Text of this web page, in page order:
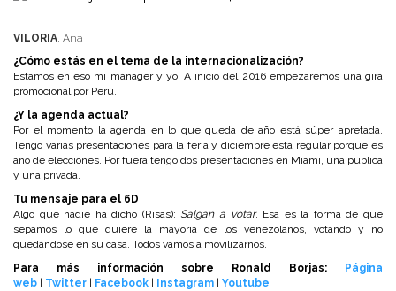
VILORIA, Ana
¿Cómo estás en el tema de la internacionalización?
Estamos en eso mi mánager y yo. A inicio del 2016 empezaremos una gira
promocional por Perú.
¿Y la agenda actual?
Por el momento la agenda en lo que queda de año está súper apretada.
Tengo varias presentaciones para la feria y diciembre está regular porque es
año de elecciones. Por fuera tengo dos presentaciones en Miami, una pública
y una privada.
Tu mensaje para el 6D
Algo que nadie ha dicho (Risas): Salgan a votar. Esa es la forma de que
sepamos lo que quiere la mayoría de los venezolanos, votando y no
quedándose en su casa. Todos vamos a movilizarnos.
Para más información sobre Ronald Borjas:
Página
web
Twitter Facebook Instagram Youtube